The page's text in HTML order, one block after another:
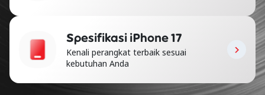
Spesifikasi iPhone 17
Kenali perangkat terbaik sesuai
kebutuhan Anda